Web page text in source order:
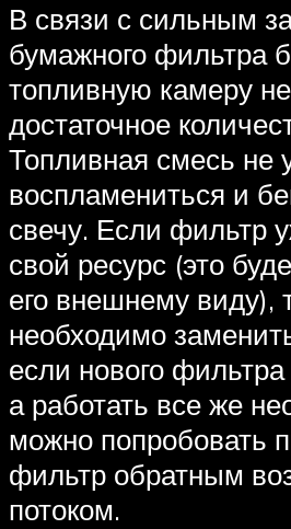
В связи с сильным
бумажного фильтра
топливную камеру
достаточное
Топливная смесь не
воспламениться и
свечу. Если фильтр
свой ресурс (это
его внешнему виду),
необходимо
если нового фильтра
а работать все же
можно попробовать
фильтр обратным
потоком.